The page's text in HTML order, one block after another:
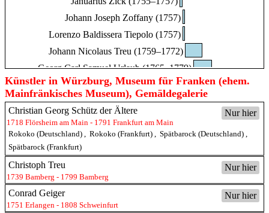
Johann Joseph Zoffany (1757)
Lorenzo Baldissera Tiepolo (1757)
Johann Nicolaus Treu (1759–1772)
Georg Carl Samuel Urlaub (1765–1779)
Georg Anton Abraham Urlaub (1770)
Johann Joseph Scheubel III. (der Jüngere) (1772)
Johann Georg Fellwöck (1775)
Januarius Zick (Umkreis) (1775)
Christian Georg Schütz der Ältere (1780)
Conrad Geiger (1798)
Künstler in Würzburg, Museum für Franken (ehem.
Mainfränkisches Museum), Gemäldegalerie
Nur hier
Christian Georg Schütz der Ältere
1718 Flörsheim am Main - 1791 Frankfurt am Main
Rokoko (Deutschland) , Rokoko (Frankfurt) , Spätbarock (Deutschland) ,
Spätbarock (Frankfurt)
Nur hier
Christoph Treu
1739 Bamberg - 1799 Bamberg
Nur hier
Conrad Geiger
1751 Erlangen - 1808 Schweinfurt